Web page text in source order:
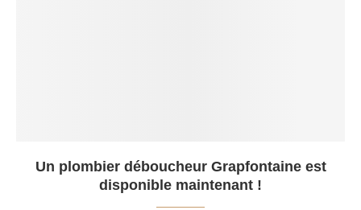
Un plombier déboucheur Grapfontaine est
disponible maintenant !